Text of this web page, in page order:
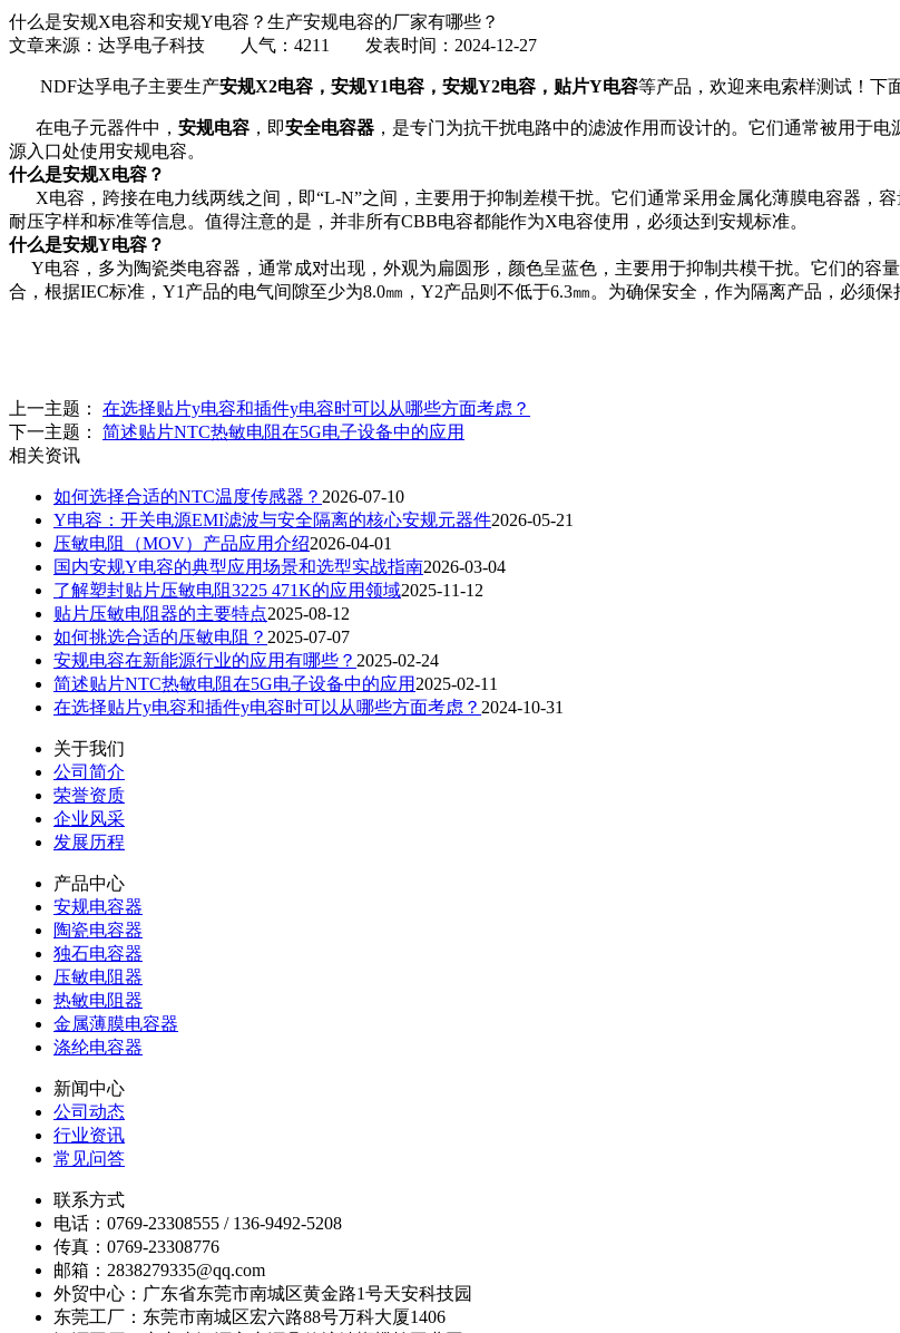
什么是安规X电容和安规Y电容？生产安规电容的厂家有哪些？
文章来源：达孚电子科技 人气：4211 发表时间：2024-12-27
NDF达孚电子主要生产安规X2电容，安规Y1电容，安规Y2电容，贴片Y电容等产品，欢迎来电索样测试！下
在电子元器件中， 安规电容 ，即安全电容器 ，是专门为抗干扰电路中的滤波作用而设计的。它们通常被用于
源入口处使用安规电容。
什么是安规X电容？
X电容，跨接在电力线两线之间，即“L-N”之间，主要用于抑制差模干扰。它们通常采用金属化薄膜电容器，
耐压字样和标准等信息。值得注意的是，并非所有CBB电容都能作为X电容使用，必须达到安规标准。
什么是安规Y电容？
Y电容，多为陶瓷类电容器，通常成对出现，外观为扁圆形，颜色呈蓝色，主要用于抑制共模干扰。它们的容
合，根据IEC标准，Y1产品的电气间隙至少为8.0㎜，Y2产品则不低于6.3㎜。为确保安全，作为隔离产品，必须
上一主题： 在选择贴片y电容和插件y电容时可以从哪些方面考虑？
下一主题： 简述贴片NTC热敏电阻在5G电子设备中的应用
相关资讯
如何选择合适的NTC温度传感器？ 2026-07-10
Y电容：开关电源EMI滤波与安全隔离的核心安规元器件2026-05-21
压敏电阻（MOV）产品应用介绍2026-04-01
国内安规Y电容的典型应用场景和选型实战指南2026-03-04
了解塑封贴片压敏电阻3225 471K的应用领域2025-11-12
贴片压敏电阻器的主要特点2025-08-12
如何挑选合适的压敏电阻？ 2025-07-07
安规电容在新能源行业的应用有哪些？ 2025-02-24
简述贴片NTC热敏电阻在5G电子设备中的应用 2025-02-11
在选择贴片y电容和插件y电容时可以从哪些方面考虑？ 2024-10-31
关于我们
公司简介
荣誉资质
企业风采
发展历程
产品中心
安规电容器
陶瓷电容器
独石电容器
压敏电阻器
热敏电阻器
金属薄膜电容器
涤纶电容器
新闻中心
公司动态
行业资讯
常见问答
联系方式
电话：0769-23308555 / 136-9492-5208
传真：0769-23308776
邮箱：2838279335@qq.com
外贸中心：广东省东莞市南城区黄金路1号天安科技园
东莞工厂：东莞市南城区宏六路88号万科大厦1406